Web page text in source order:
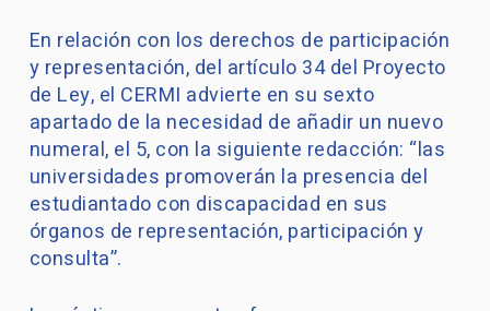
En relación con los derechos de participación
y representación, del artículo 34 del Proyecto
de Ley, el CERMI advierte en su sexto
apartado de la necesidad de añadir un nuevo
numeral, el 5, con la siguiente redacción: “las
universidades promoverán la presencia del
estudiantado con discapacidad en sus
órganos de representación, participación y
consulta”.